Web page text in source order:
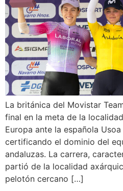
La británica del Movistar
final en la meta de la
Europa ante la española
certificando el dominio del
andaluzas. La carrera,
partió de la localidad
pelotón cercano […]